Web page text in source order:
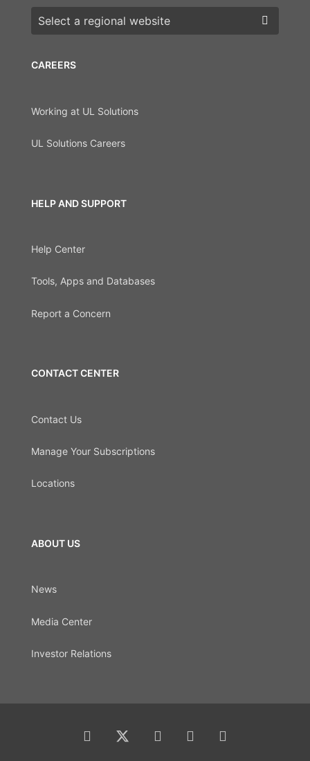
CAREERS
Working at UL Solutions
UL Solutions Careers
HELP AND SUPPORT
Help Center
Tools, Apps and Databases
Report a Concern
CONTACT CENTER
Contact Us
Manage Your Subscriptions
Locations
ABOUT US
News
Media Center
Investor Relations
Choose a region